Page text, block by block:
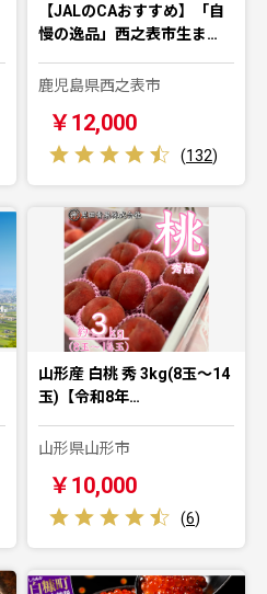
【JALのCAおすすめ】「自
慢の逸品」西之表市生ま…
鹿児島県西之表市
￥12,000
(132)
山形産 白桃 秀 3kg(8玉～14
玉)【令和8年…
山形県山形市
￥10,000
(6)